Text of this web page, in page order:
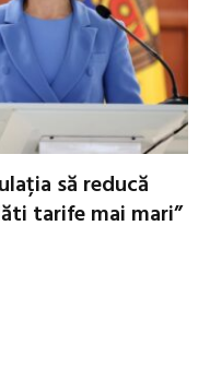
să reducă
tarife mai mari”